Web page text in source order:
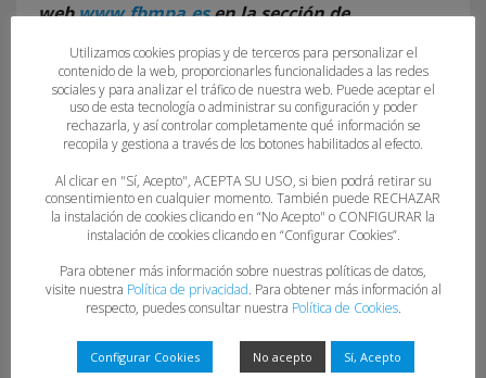
webwww.fbmpa.esen la sección de
“Competiciones”.
Utilizamos cookies propias y de terceros para personalizar el
contenido de la web, proporcionarles funcionalidades a las redes
sociales y para analizar el tráfico de nuestra web. Puede aceptar el
uso de esta tecnología o administrar su configuración y poder
rechazarla, y así controlar completamente qué información se
recopila y gestiona a través de los botones habilitados al efecto.
Al clicar en "Sí, Acepto", ACEPTA SU USO, si bien podrá retirar su
consentimiento en cualquier momento. También puede RECHAZAR
la instalación de cookies clicando en “No Acepto" o CONFIGURAR la
instalación de cookies clicando en “Configurar Cookies”.
Para obtener más información sobre nuestras políticas de datos,
visite nuestra Política de privacidad. Para obtener más información al
respecto, puedes consultar nuestra Política de Cookies.
Configurar Cookies No acepto Sí, Acepto